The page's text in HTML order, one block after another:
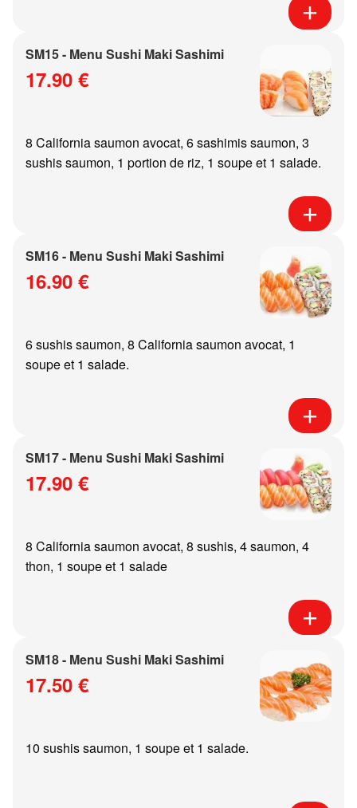
SM15 - Menu Sushi Maki Sashimi
17.90 €
8 California saumon avocat, 6 sashimis saumon, 3
sushis saumon, 1 portion de riz, 1 soupe et 1 salade.
SM16 - Menu Sushi Maki Sashimi
16.90 €
6 sushis saumon, 8 California saumon avocat, 1
soupe et 1 salade.
SM17 - Menu Sushi Maki Sashimi
17.90 €
8 California saumon avocat, 8 sushis, 4 saumon, 4
thon, 1 soupe et 1 salade
SM18 - Menu Sushi Maki Sashimi
17.50 €
10 sushis saumon, 1 soupe et 1 salade.